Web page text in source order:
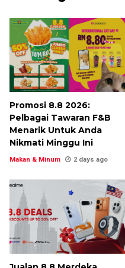
Promosi 8.8 2026:
Pelbagai Tawaran F&B
Menarik Untuk Anda
Nikmati Minggu Ini
Makan & Minum 2 days ago